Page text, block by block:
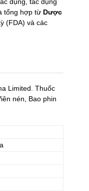
tổng hợp từ Dược
(FDA) và các
Limited. Thuốc
nén, Bao phin